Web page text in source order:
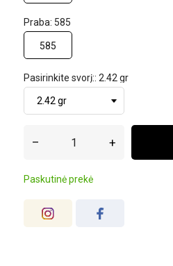
Praba: 585
585
Pasirinkite svorį:: 2.42 gr
– +
Paskutinė prekė